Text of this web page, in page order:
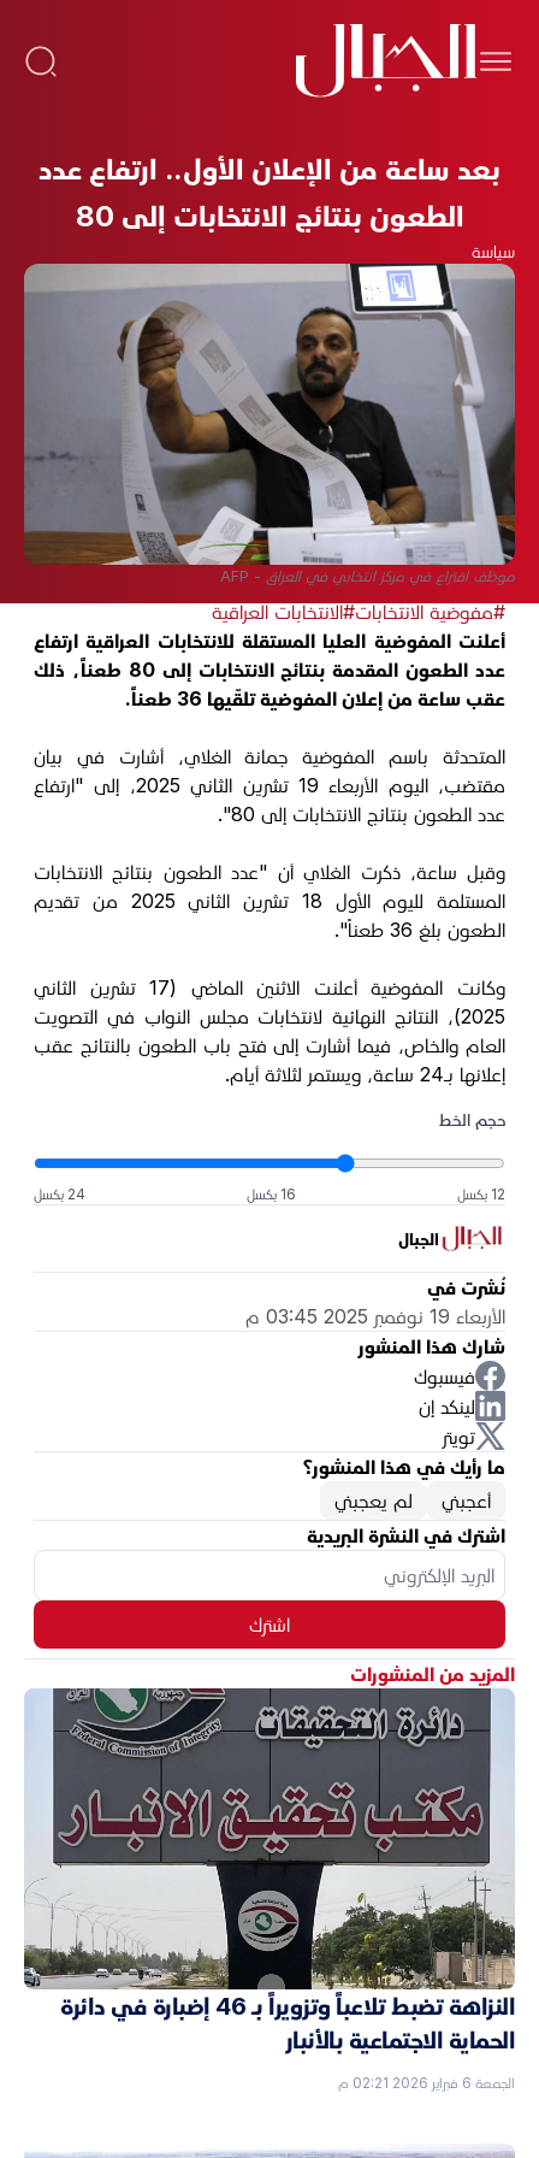
بعد ساعة من الإعلان الأول.. ارتفاع عدد
الطعون بنتائج الانتخابات إلى 80
سياسة
موظف اقتراع في مركز انتخابي في العراق - AFP
#مفوضية الانتخابات#الانتخابات العراقية
أعلنت المفوضية العليا المستقلة للانتخابات العراقية ارتفاع
عدد الطعون المقدمة بنتائج الانتخابات إلى 80 طعناً، ذلك
عقب ساعة من إعلان المفوضية تلقّيها 36 طعناً.
المتحدثة باسم المفوضية جمانة الغلاي، أشارت في بيان
مقتضب، اليوم الأربعاء 19 تشرين الثاني 2025، إلى "ارتفاع
عدد الطعون بنتائج الانتخابات إلى 80".
وقبل ساعة، ذكرت الغلاي أن "عدد الطعون بنتائج الانتخابات
المستلمة لليوم الأول 18 تشرين الثاني 2025 من تقديم
الطعون بلغ 36 طعناً".
وكانت المفوضية أعلنت الاثنين الماضي (17 تشرين الثاني
2025)، النتائج النهائية لانتخابات مجلس النواب في التصويت
العام والخاص، فيما أشارت إلى فتح باب الطعون بالنتائج عقب
إعلانها بـ24 ساعة، ويستمر لثلاثة أيام.
حجم الخط
12 بكسل 16 بكسل 24 بكسل
الجبال
نُشرت في
الأربعاء 19 نوفمبر 2025 03:45 م
شارك هذا المنشور
فيسبوك
لينكد إن
تويتر
ما رأيك في هذا المنشور؟
أعجبني
لم يعجبني
اشترك في النشرة البريدية
اشترك
المزيد من المنشورات
النزاهة تضبط تلاعباً وتزويراً بـ 46 إضبارة في دائرة
الحماية الاجتماعية بالأنبار
الجمعة 6 فبراير 2026 02:21 م